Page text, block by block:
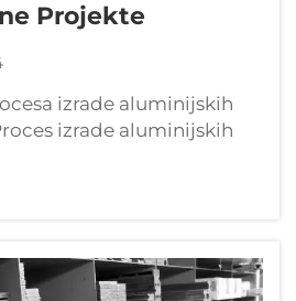
Projekte
izrade aluminijskih
izrade aluminijskih
tako da se
ingoti i oblikuju
uz pomoć toplote i